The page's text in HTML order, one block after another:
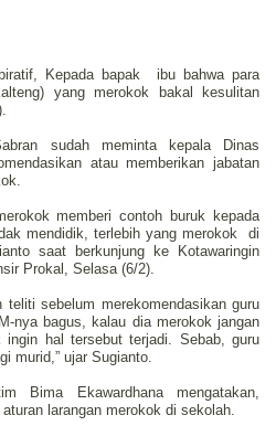
Kepada bapak ibu bahwa para
yang merokok bakal kesulitan
sudah meminta kepala Dinas
atau memberikan jabatan
memberi contoh buruk kepada
mendidik, terlebih yang merokok di
saat berkunjung ke Kotawaringin
Prokal, Selasa (6/2).
sebelum merekomendasikan guru
nya bagus, kalau dia merokok jangan
hal tersebut terjadi. Sebab, guru
murid,” ujar Sugianto.
Bima Ekawardhana mengatakan,
larangan merokok di sekolah.